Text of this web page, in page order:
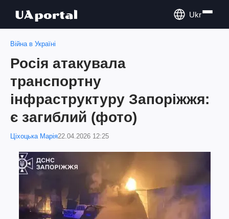
Ukr
Війна в Україні
Росія атакувала
транспортну
інфраструктуру Запоріжжя:
є загиблий (фото)
Ціхоцька Марія22.04.2026 12:25